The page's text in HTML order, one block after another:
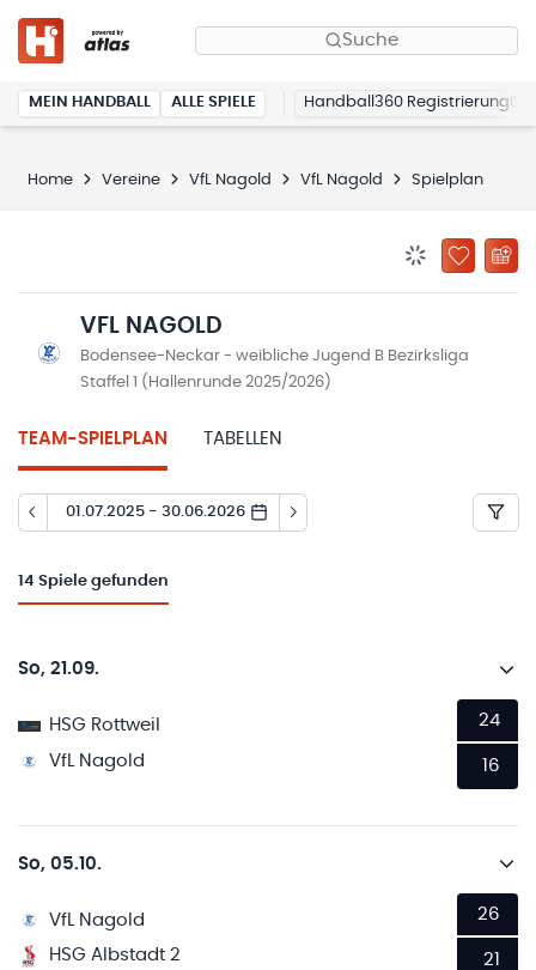
Suche
MEIN HANDBALL ALLE SPIELE Handball360 Registrierung
Home Vereine VfL Nagold VfL Nagold Spielplan
ZU
VFL NAGOLD
Bodensee-Neckar - weibliche Jugend B Bezirksliga
Staffel 1 (Hallenrunde 2025/2026)
TEAM-SPIELPLAN TABELLEN
01.07.2025 - 30.06.2026
14 Spiele gefunden
So, 21.09.
HSG Rottweil
VfL Nagold
24
16
So, 05.10.
VfL Nagold
HSG Albstadt 2
26
21